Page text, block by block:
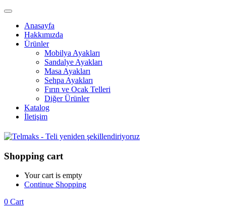
Anasayfa
Hakkımızda
Ürünler
Mobilya Ayakları
Sandalye Ayakları
Masa Ayakları
Sehpa Ayakları
Fırın ve Ocak Telleri
Diğer Ürünler
Katalog
İletişim
Shopping cart
Your cart is empty
Continue Shopping
0 Cart